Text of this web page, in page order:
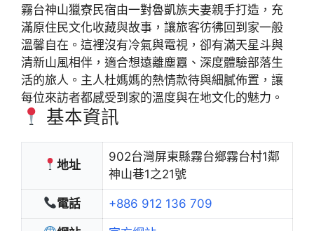
霧台神山獵寮民宿由一對魯凱族夫妻親手打造，充
滿原住民文化收藏與故事，讓旅客彷彿回到家一般
溫馨自在。這裡沒有冷氣與電視，卻有滿天星斗與
清新山風相伴，適合想遠離塵囂、深度體驗部落生
活的旅人。主人杜媽媽的熱情款待與細膩佈置，讓
每位來訪者都感受到家的溫度與在地文化的魅力。
基本資訊
地址
902台灣屏東縣霧台鄉霧台村1鄰
神山巷1之21號
電話 +886 912 136 709